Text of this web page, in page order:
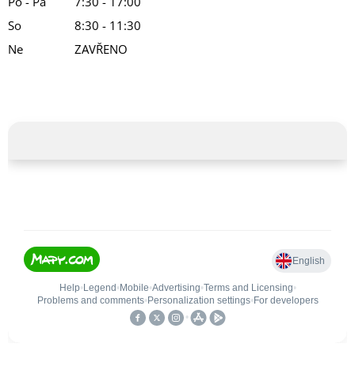
So
8:30 - 11:30
Ne
ZAVŘENO